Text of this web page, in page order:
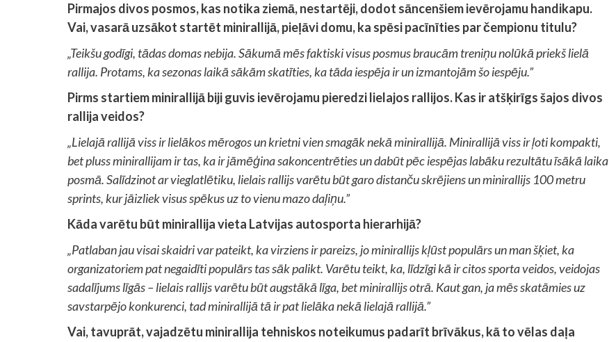
Pirmajos divos posmos, kas notika ziemā, nestartēji, dodot sāncenšiem ievērojamu handikapu.
Vai, vasarā uzsākot startēt minirallijā, pieļāvi domu, ka spēsi pacīnīties par čempionu titulu?
„Teikšu godīgi, tādas domas nebija. Sākumā mēs faktiski visus posmus braucām treniņu nolūkā priekš lielā
rallija. Protams, ka sezonas laikā sākām skatīties, ka tāda iespēja ir un izmantojām šo iespēju.”
Pirms startiem minirallijā biji guvis ievērojamu pieredzi lielajos rallijos. Kas ir atšķirīgs šajos divos
rallija veidos?
„Lielajā rallijā viss ir lielākos mērogos un krietni vien smagāk nekā minirallijā. Minirallijā viss ir ļoti kompakti,
bet pluss minirallijam ir tas, ka ir jāmēģina sakoncentrēties un dabūt pēc iespējas labāku rezultātu īsākā laika
posmā. Salīdzinot ar vieglatlētiku, lielais rallijs varētu būt garo distanču skrējiens un minirallijs 100 metru
sprints, kur jāizliek visus spēkus uz to vienu mazo daļiņu.”
Kāda varētu būt minirallija vieta Latvijas autosporta hierarhijā?
„Patlaban jau visai skaidri var pateikt, ka virziens ir pareizs, jo minirallijs kļūst populārs un man šķiet, ka
organizatoriem pat negaidīti populārs tas sāk palikt. Varētu teikt, ka, līdzīgi kā ir citos sporta veidos, veidojas
sadalījums līgās – lielais rallijs varētu būt augstākā līga, bet minirallijs otrā. Kaut gan, ja mēs skatāmies uz
savstarpējo konkurenci, tad minirallijā tā ir pat lielāka nekā lielajā rallijā.”
Vai, tavuprāt, vajadzētu minirallija tehniskos noteikumus padarīt brīvākus, kā to vēlas daļa